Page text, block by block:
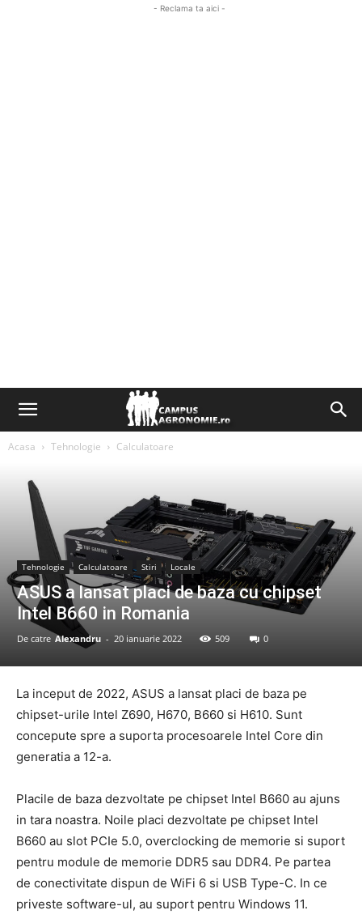
- Reclama ta aici -
Acasa Tehnologie Calculatoare
Tehnologie Calculatoare Stiri Locale
ASUS a lansat placi de baza cu chipset
Intel B660 in Romania
De catre Alexandru - 20 ianuarie 2022 509 0
La inceput de 2022, ASUS a lansat placi de baza pe
chipset-urile Intel Z690, H670, B660 si H610. Sunt
concepute spre a suporta procesoarele Intel Core din
generatia a 12-a.
Placile de baza dezvoltate pe chipset Intel B660 au ajuns
in tara noastra. Noile placi dezvoltate pe chipset Intel
B660 au slot PCIe 5.0, overclocking de memorie si suport
pentru module de memorie DDR5 sau DDR4. Pe partea
de conectivitate dispun de WiFi 6 si USB Type-C. In ce
priveste software-ul, au suport pentru Windows 11.